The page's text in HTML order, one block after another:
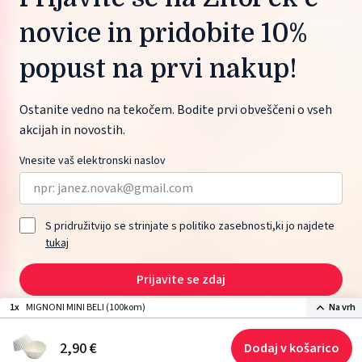
1x MIGNONI MINI BELI (100kom) Na vrh
2,90€ Dodaj v košarico
novice in pridobite 10%
popust na prvi nakup!
Ostanite vedno na tekočem. Bodite prvi obveščeni o vseh
akcijah in novostih.
Vnesite vaš elektronski naslov
S pridružitvijo se strinjate s politiko zasebnosti,ki jo najdete
tukaj
Prijavite se zdaj
2026 © ŽITO maloprodaja d.o.o., Moskovska ulica 1, 1000 Ljubljana, Slovenia.